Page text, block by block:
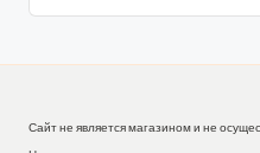
Сайт не является магазином и не